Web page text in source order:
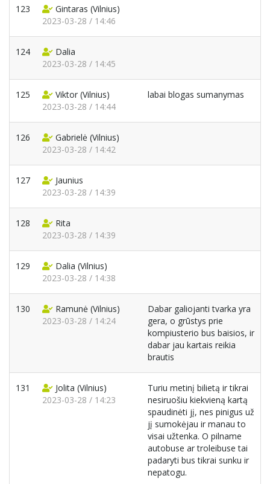
123 Gintaras (Vilnius)
2023-03-28 / 14:46
124
Dalia
2023-03-28 / 14:45
125 Viktor (Vilnius)
2023-03-28 / 14:44
labai blogas sumanymas
126 Gabrielė (Vilnius)
2023-03-28 / 14:42
127
Jaunius
2023-03-28 / 14:39
128
Rita
2023-03-28 / 14:39
129 Dalia (Vilnius)
2023-03-28 / 14:38
130 Ramunė (Vilnius)
2023-03-28 / 14:24
Dabar galiojanti tvarka yra
gera, o grūstys prie
kompiusterio bus baisios, ir
dabar jau kartais reikia
brautis
131 Jolita (Vilnius)
2023-03-28 / 14:23
Turiu metinį bilietą ir tikrai
nesiruošiu kiekvieną kartą
spaudinėti jį, nes pinigus už
jį sumokėjau ir manau to
visai užtenka. O pilname
autobuse ar troleibuse tai
padaryti bus tikrai sunku ir
nepatogu.